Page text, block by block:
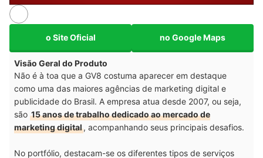
o Site Oficial no Google Maps
Visão Geral do Produto
Não é à toa que a GV8 costuma aparecer em destaque
como uma das maiores agências de marketing digital e
publicidade do Brasil. A empresa atua desde 2007, ou seja,
são 15 anos de trabalho dedicado ao mercado de
marketing digital, acompanhando seus principais desafios.
No portfólio, destacam-se os diferentes tipos de serviços